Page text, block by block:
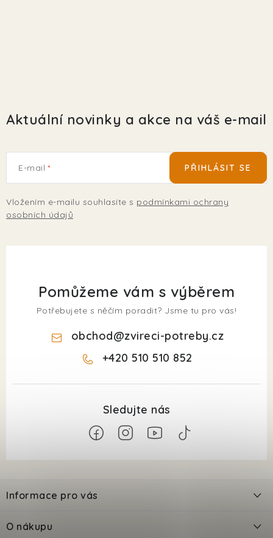
Aktuální novinky a akce na váš e-mail
E-mail
Vložením e-mailu souhlasíte s podmínkami ochrany
osobních údajů
PŘIHLÁSIT SE
Pomůžeme vám s výběrem
Potřebujete s něčím poradit? Jsme tu pro vás!
obchod@zvireci-potreby.cz
+420 510 510 852
p
a
Informace pro vás
O nákupu